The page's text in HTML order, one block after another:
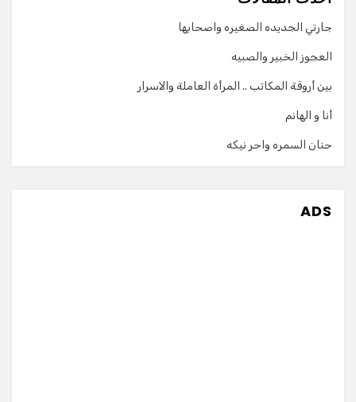
جارتي الجديده الصغيره واصحابها
العجوز الخبير والصبيه
بين أروقة المكاتب .. المرأة العاملة والاسرار
أنا و الهانم
حنان السمره واحر نيكه
ADS